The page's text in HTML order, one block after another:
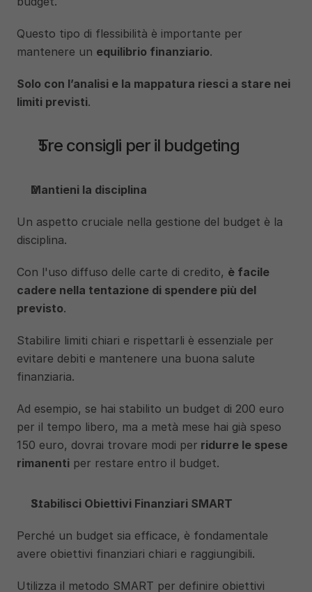
Questo tipo di flessibilità è importante per
mantenere un equilibrio finanziario.
Solo con l’analisi e la mappatura riesci a stare nei
limiti previsti.
Tre consigli per il budgeting
Mantieni la disciplina
Un aspetto cruciale nella gestione del budget è la
disciplina.
Con l'uso diffuso delle carte di credito, è facile
cadere nella tentazione di spendere più del
previsto.
Stabilire limiti chiari e rispettarli è essenziale per
evitare debiti e mantenere una buona salute
finanziaria.
Ad esempio, se hai stabilito un budget di 200 euro
per il tempo libero, ma a metà mese hai già speso
150 euro, dovrai trovare modi per ridurre le spese
rimanenti per restare entro il budget.
Stabilisci Obiettivi Finanziari SMART
Perché un budget sia efficace, è fondamentale
avere obiettivi finanziari chiari e raggiungibili.